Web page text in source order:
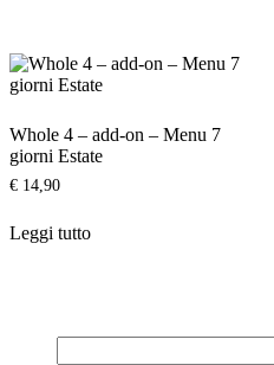
Whole 4 – add-on – Menu 7
giorni Estate
€ 14,90
Leggi tutto